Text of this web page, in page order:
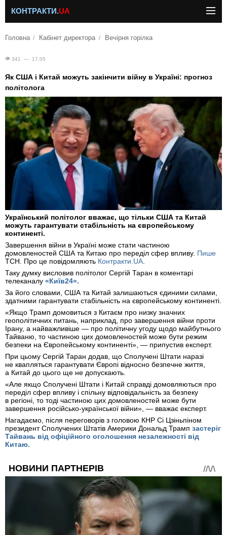
КОНТРАКТИ.UA
Головна Кабінет директора Вечірня горілка
341 — 17.05
Як США і Китай можуть закінчити війну в Україні: прогноз
політолога
Український політолог вважає, що тільки США та Китай
можуть гарантувати стабільність на європейському
континенті.
Завершення війни в Україні може стати частиною
домовленостей США та Китаю про переділ сфер впливу. Пише
ТСН. Про це повідомляють Контракти.UA.
Таку думку висловив політолог Сергій Таран в коментарі
телеканалу «Київ24».
За його словами, США та Китай залишаються єдиними силами,
здатними гарантувати стабільність на європейському континенті.
«Якщо Трамп домовиться з Китаєм про низку значних
геополітичних питань, наприклад, про завершення війни проти
Ірану, а найважливіше — про політичну угоду щодо майбутнього
Тайваню, то частиною цих домовленостей може бути режим
безпеки на Європейському континенті», — припустив експерт.
При цьому Сергій Таран додав, що Сполучені Штати наразі
не квапляться гарантувати Європі відносно безпечне життя,
а Китай до цього ще не допускають.
«Але якщо Сполучені Штати і Китай справді домовляються про
переділ сфер впливу і спільну відповідальність за безпеку
в регіоні, то тоді частиною цих домовленостей може бути
завершення російсько-української війни», — вважає експерт.
Нагадаємо, після переговорів з головою КНР Сі Цзіньпіном
президент Сполучених Штатів Америки Дональд Трамп застеріг
Тайвань від офіційного оголошення незалежності від
Китаю.